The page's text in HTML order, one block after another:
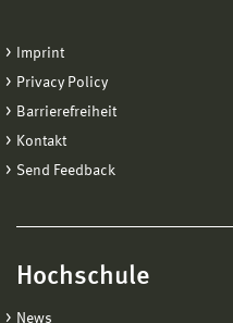
Imprint
Privacy Policy
Barrierefreiheit
Kontakt
Send Feedback
Hochschule
News